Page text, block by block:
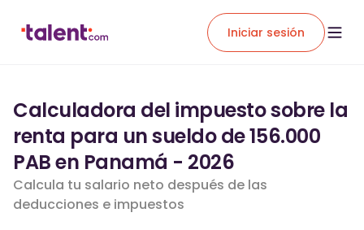
Iniciar sesión
Calculadora del impuesto sobre la
renta para un sueldo de 156.000
PAB en Panamá - 2026
Calcula tu salario neto después de las
deducciones e impuestos